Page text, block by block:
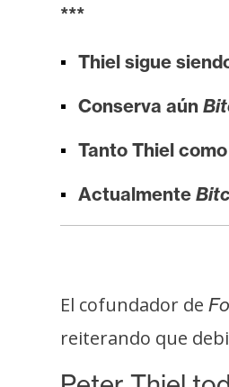
s
s
o
a
s
P
e
n
***
Thiel sigue
Conserva aún
Tanto Thiel
Actualmente
El cofundador de
reiterando que